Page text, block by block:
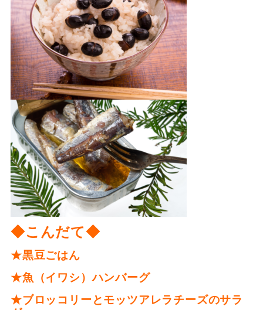
◆こんだて◆
★黒豆ごはん
★魚（イワシ）ハンバーグ
★ブロッコリーとモッツアレラチーズのサラ